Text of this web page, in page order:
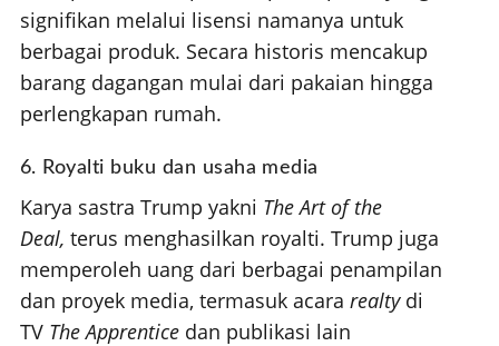
signifikan melalui lisensi namanya untuk
berbagai produk. Secara historis mencakup
barang dagangan mulai dari pakaian hingga
perlengkapan rumah.
6. Royalti buku dan usaha media
Karya sastra Trump yakni The Art of the
Deal, terus menghasilkan royalti. Trump juga
memperoleh uang dari berbagai penampilan
dan proyek media, termasuk acara realty di
TV The Apprentice dan publikasi lain